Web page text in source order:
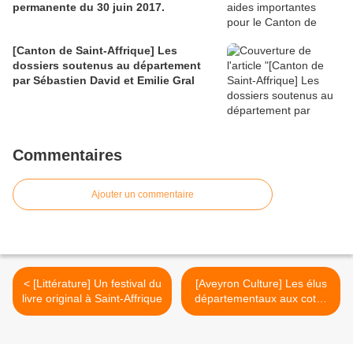
permanente du 30 juin 2017.
[Canton de Saint-Affrique] Les
dossiers soutenus au département
par Sébastien David et Emilie Gral
Commentaires
Ajouter un commentaire
< [Littérature] Un festival du
livre original à Saint-Affrique
[Aveyron Culture] Les élus
départementaux aux cotés
des rencontres culturelles